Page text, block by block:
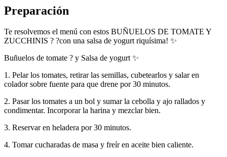
Preparación
Te resolvemos el menú con estos BUÑUELOS DE TOMATE Y
ZUCCHINIS ? ?con una salsa de yogurt riquísima! ✨
Buñuelos de tomate ? y Salsa de yogurt ✨
1. Pelar los tomates, retirar las semillas, cubetearlos y salar en
colador sobre fuente para que drene por 30 minutos.
2. Pasar los tomates a un bol y sumar la cebolla y ajo rallados y
condimentar. Incorporar la harina y mezclar bien.
3. Reservar en heladera por 30 minutos.
4. Tomar cucharadas de masa y freír en aceite bien caliente.